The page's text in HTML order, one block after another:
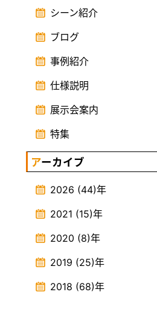
シーン紹介
ブログ
事例紹介
仕様説明
展示会案内
特集
アーカイブ
2026 (44)年
2021 (15)年
2020 (8)年
2019 (25)年
2018 (68)年